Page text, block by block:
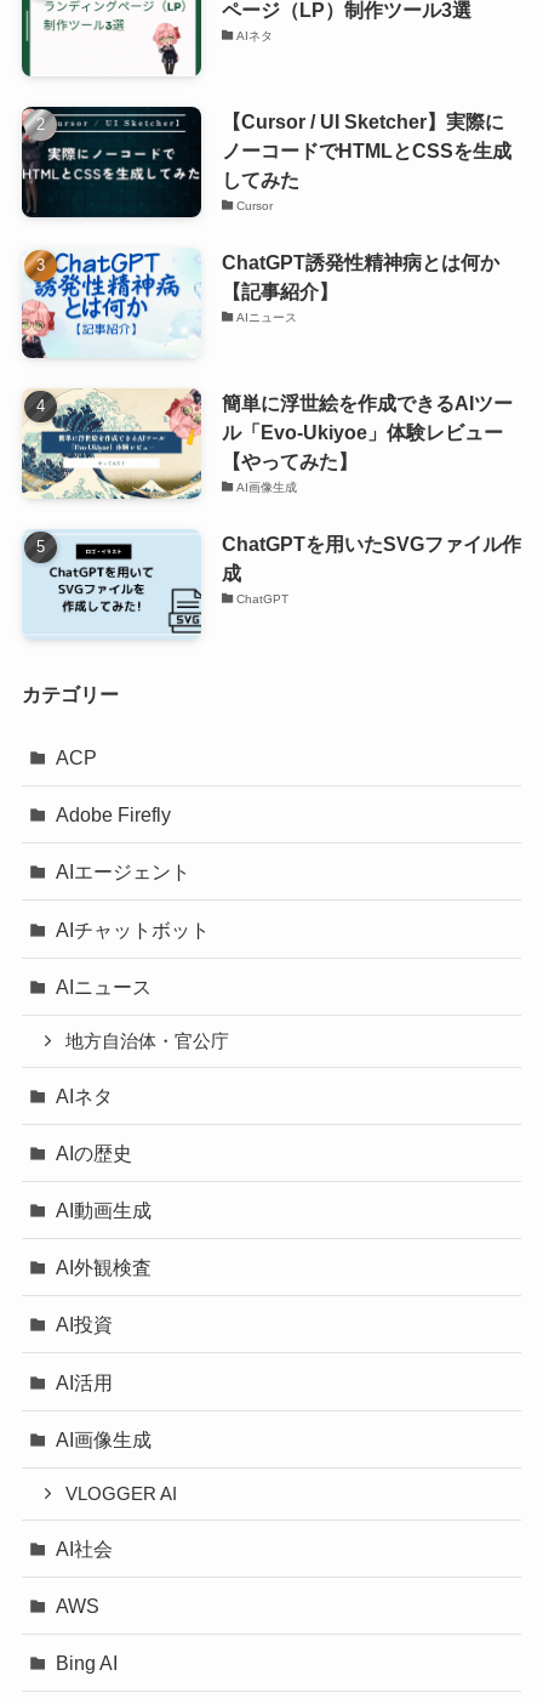
ページ（LP）制作ツール3選
AIネタ
【Cursor / UI Sketcher】実際に
ノーコードでHTMLとCSSを生成
してみた
Cursor
ChatGPT誘発性精神病とは何か
【記事紹介】
AIニュース
簡単に浮世絵を作成できるAIツー
ル「Evo-Ukiyoe」体験レビュー
【やってみた】
AI画像生成
ChatGPTを用いたSVGファイル作
成
ChatGPT
カテゴリー
ACP
Adobe Firefly
AIエージェント
AIチャットボット
AIニュース
地方自治体・官公庁
AIネタ
AIの歴史
AI動画生成
AI外観検査
AI投資
AI活用
AI画像生成
VLOGGER AI
AI社会
AWS
Bing AI